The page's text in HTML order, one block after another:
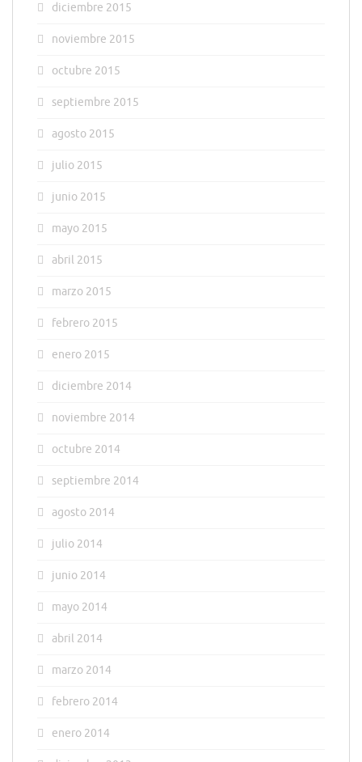
diciembre 2015
noviembre 2015
octubre 2015
septiembre 2015
agosto 2015
julio 2015
junio 2015
mayo 2015
abril 2015
marzo 2015
febrero 2015
enero 2015
diciembre 2014
noviembre 2014
octubre 2014
septiembre 2014
agosto 2014
julio 2014
junio 2014
mayo 2014
abril 2014
marzo 2014
febrero 2014
enero 2014